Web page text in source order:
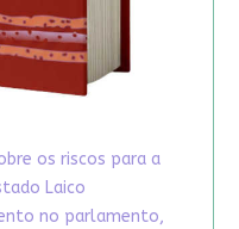
os riscos para a
Laico
no parlamento,